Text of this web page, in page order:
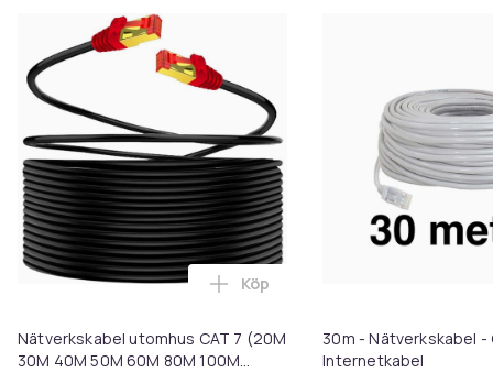
Nätverkskabel utomhus CAT 7 (20M
30M 40M 50M 60M 80M 100M
Lägg till Nätverkskabel utomhus
Köp
30m - Nätverkskabel -
Internetkabel